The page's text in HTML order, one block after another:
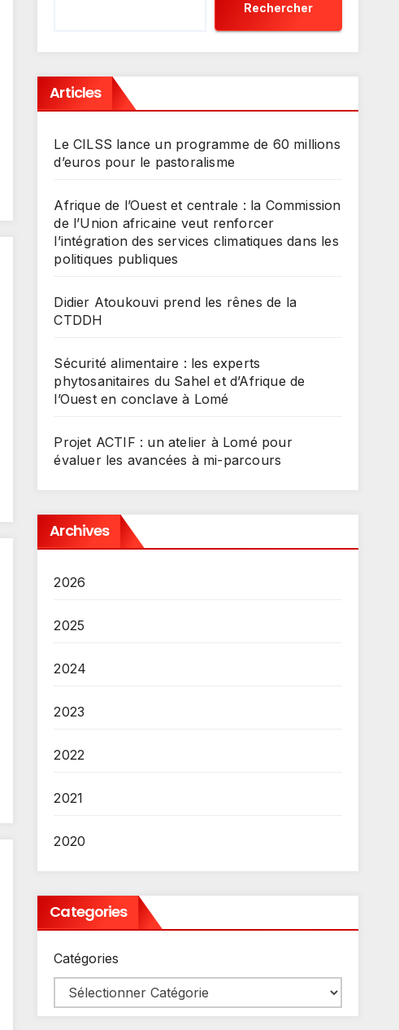
Rechercher
Articles
Le CILSS lance un programme de 60 millions
d’euros pour le pastoralisme
Afrique de l’Ouest et centrale : la Commission
de l’Union africaine veut renforcer
l’intégration des services climatiques dans les
politiques publiques
Didier Atoukouvi prend les rênes de la
CTDDH
Sécurité alimentaire : les experts
phytosanitaires du Sahel et d’Afrique de
l’Ouest en conclave à Lomé
Projet ACTIF : un atelier à Lomé pour
évaluer les avancées à mi-parcours
Archives
2026
2025
2024
2023
2022
2021
2020
Categories
Catégories